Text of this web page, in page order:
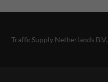
TrafficSupply Netherlands B.V.,